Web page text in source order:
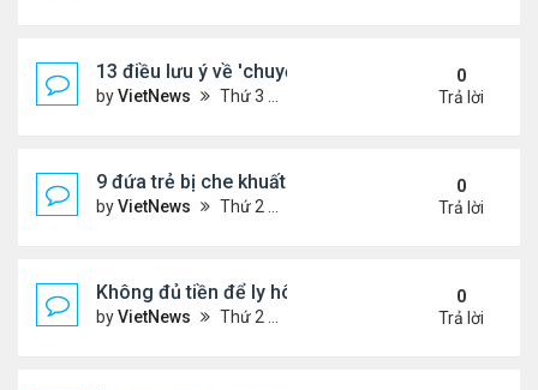
13 điều lưu ý về 'chuyện ấy' để sớm có thai
byVietNews Thứ 3 Tháng 8 09, 2022 9:56 am
0
Trả lời
9 đứa trẻ bị che khuất khi ngồi trước đầu ôtô
byVietNews Thứ 2 Tháng 8 08, 2022 5:13 pm
0
Trả lời
Không đủ tiền để ly hôn
byVietNews Thứ 2 Tháng 8 08, 2022 1:44 pm
0
Trả lời